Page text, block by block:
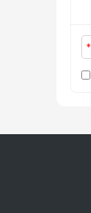
*